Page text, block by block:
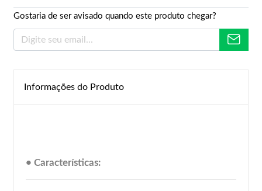
Gostaria de ser avisado quando este produto chegar?
Informações do Produto
• Características: